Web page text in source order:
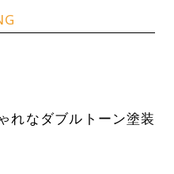
なダブルトーン塗装